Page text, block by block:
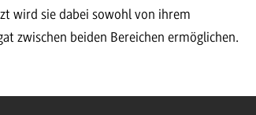
wird sie dabei sowohl von ihrem
zwischen beiden Bereichen ermöglichen.